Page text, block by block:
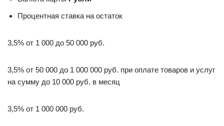
Процентная ставка на остаток
3,5% от 1 000 до 50 000 руб.
3,5% от 50 000 до 1 000 000 руб. при оплате товаров и услуг
на сумму до 10 000 руб. в месяц
3,5% от 1 000 000 руб.